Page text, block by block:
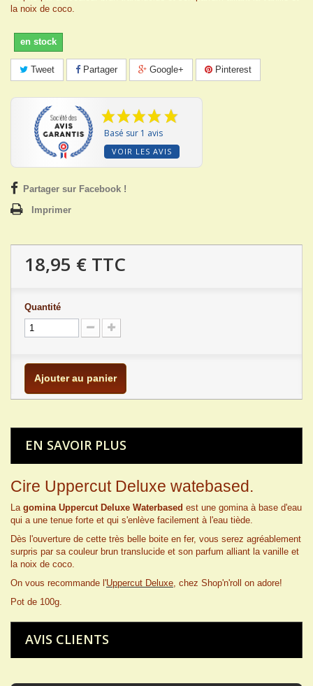
la noix de coco.
en stock
Tweet Partager Google+ Pinterest
Basé sur 1 avis
VOIR LES AVIS
Partager sur Facebook !
Imprimer
18,95 € TTC
Quantité
Ajouter au panier
EN SAVOIR PLUS
Cire Uppercut Deluxe watebased.
La gomina Uppercut Deluxe Waterbased est une gomina à base d'eau
qui a une tenue forte et qui s'enlève facilement à l'eau tiède.
Dès l'ouverture de cette très belle boite en fer, vous serez agréablement
surpris par sa couleur brun translucide et son parfum alliant la vanille et
la noix de coco.
On vous recommande l'Uppercut Deluxe , chez Shop'n'roll on adore!
Pot de 100g.
AVIS CLIENTS